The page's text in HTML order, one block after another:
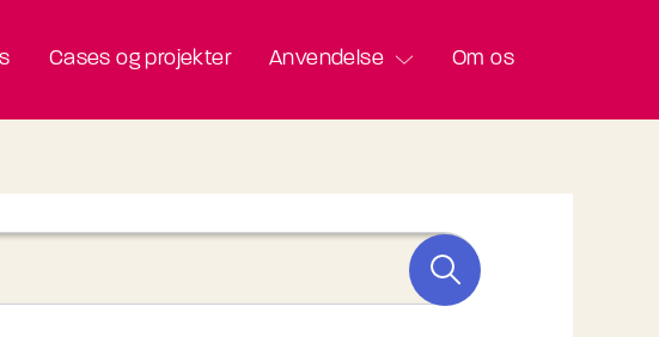
Cases og projekter Anvendelse Om os